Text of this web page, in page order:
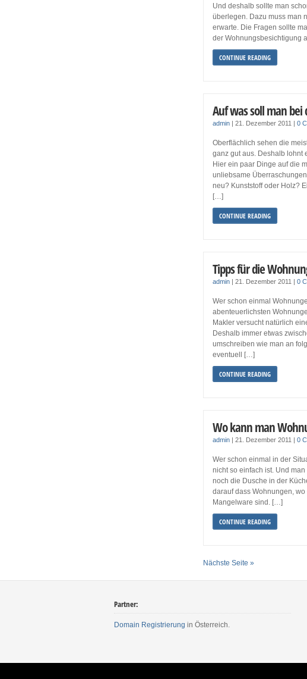
Und deshalb sollte man
überlegen. Dazu muss man
erwarte. Die Fragen sollte
der Wohnungsbesichtigung
CONTINUE READING
Auf was soll man
admin |21. Dezember 2011 |0
Oberflächlich sehen die
ganz gut aus. Deshalb lohnt
Hier ein paar Dinge auf die
unliebsame
neu? Kunststoff oder Holz?
[…]
CONTINUE READING
Tipps für die
admin |21. Dezember 2011 |0
Wer schon einmal
abenteuerlichsten
Makler versucht natürlich
Deshalb immer etwas
umschreiben wie man an
eventuell […]
CONTINUE READING
Wo kann man
admin |21. Dezember 2011 |0
Wer schon einmal in der
nicht so einfach ist. Und
noch die Dusche in der
darauf dass Wohnungen,
Mangelware sind. […]
CONTINUE READING
Nächste Seite »
Partner:
Domain Registrierung in Österreich.